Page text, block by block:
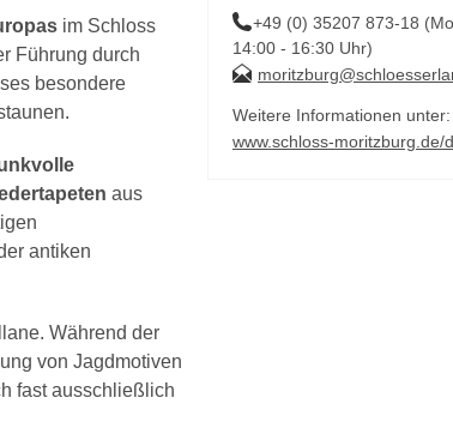
im Schloss
Führung durch
besondere
aus
antiken
Während der
von Jagdmotiven
fast ausschließlich
+49 (0) 35207 873-18
14:00 - 16:30 Uhr)
Weitere Informationen unter:
www.schloss-moritzburg.de/